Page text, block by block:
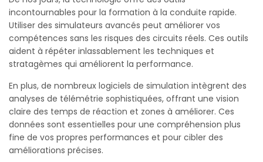
incontournables pour la formation à la conduite rapide.
Utiliser des simulateurs avancés peut améliorer vos
compétences sans les risques des circuits réels. Ces outils
aident à répéter inlassablement les techniques et
stratagèmes qui améliorent la performance.
En plus, de nombreux logiciels de simulation intègrent des
analyses de télémétrie sophistiquées, offrant une vision
claire des temps de réaction et zones à améliorer. Ces
données sont essentielles pour une compréhension plus
fine de vos propres performances et pour cibler des
améliorations précises.